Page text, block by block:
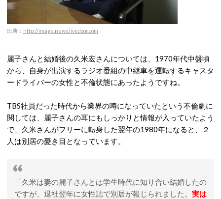
出典： http://image.news.livedoor.com
麗子さんと結婚後の久米宏さんについては、1970年代中盤頃
から、自身が出演するラジオ番組の中継車を運転するキャスタ
ードライバーの女性と不倫状態にあったようですね。
TBS社員だった時代から業界の噂になっていたという不倫劇に
関しては、麗子さんの耳にもしっかりと情報が入っていたよう
で、久米さんがフリーに転身した翌年の1980年になると、２
人は別居の憂き目となっています。
「久米は妻の麗子さんとは学生時代に知り合い結婚したの
ですが、退社翌年に女性誌で別居が報じられました。 実は